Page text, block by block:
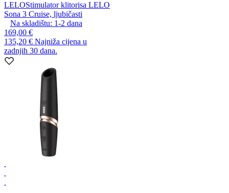
LELOStimulator klitorisa LELO
Sona 3 Cruise, ljubičasti
Na skladištu: 1-2 dana
169,00 €
135,20 € Najniža cijena u
zadnjih 30 dana.